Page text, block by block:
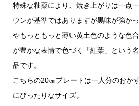
特殊な釉薬により、焼き上がりは一点
ウンが基準ではありますが黒味が強か
やもっともっと薄い黄土色のような色
が豊かな表情で色づく「紅葉」という
品です。
こちらの20㎝プレートは一人分のおか
にぴったりなサイズ。